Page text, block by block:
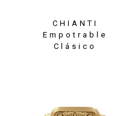
CHIANTI
Empotrable
Clásico